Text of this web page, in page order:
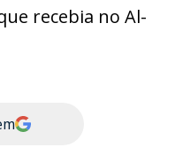
recebia no Al-